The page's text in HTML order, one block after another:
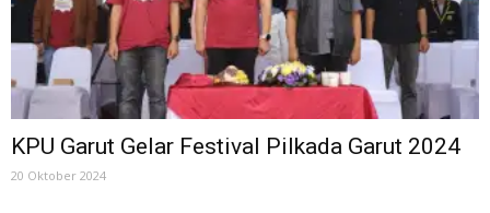
KPU Garut Gelar Festival Pilkada Garut 2024
20 Oktober 2024